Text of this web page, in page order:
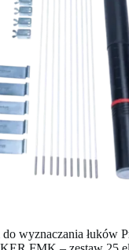
do wyznaczania łuków